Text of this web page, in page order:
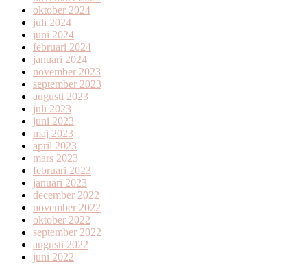
oktober 2024
juli 2024
juni 2024
februari 2024
januari 2024
november 2023
september 2023
augusti 2023
juli 2023
juni 2023
maj 2023
april 2023
mars 2023
februari 2023
januari 2023
december 2022
november 2022
oktober 2022
september 2022
augusti 2022
juni 2022